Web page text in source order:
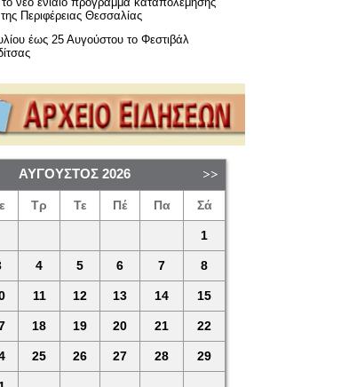
Περιφέρειας Θεσσαλίας
έως 25 Αυγούστου το Φεστιβάλ
ΑΎΓΟΥΣΤΟΣ 2026
Τρ Τε Πέ Πα Σά
1
4 5 6 7 8
11 12 13 14 15
18 19 20 21 22
25 26 27 28 29